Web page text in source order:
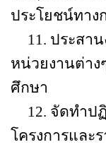
ประโยชน์ทาง
11. ประสา
หน่วยงานต่าง
ศึกษา
12. จัดทำป
โครงการและ